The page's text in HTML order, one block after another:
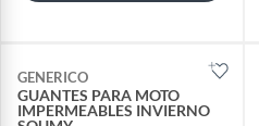
GENERICO
GUANTES PARA MOTO
IMPERMEABLES INVIERNO